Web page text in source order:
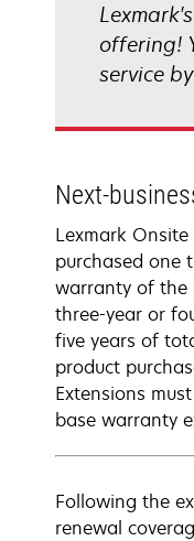
offering!
service
Next-
Lexmark
purchased one
warranty of the
three-year or
five years of
product
Extensions
base warranty
Following the
renewal